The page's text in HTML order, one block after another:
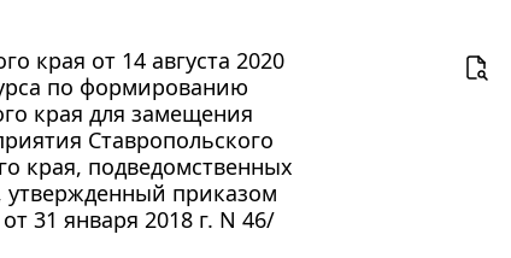
края от 14 августа 2020
по формированию
края для замещения
Ставропольского
края, подведомственных
утвержденный приказом
31 января 2018 г. N 46/